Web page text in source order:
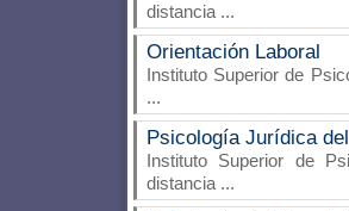
distancia ...
Orientación Laboral
Instituto Superior de
...
Psicología Jurídica
Instituto Superior de
distancia ...